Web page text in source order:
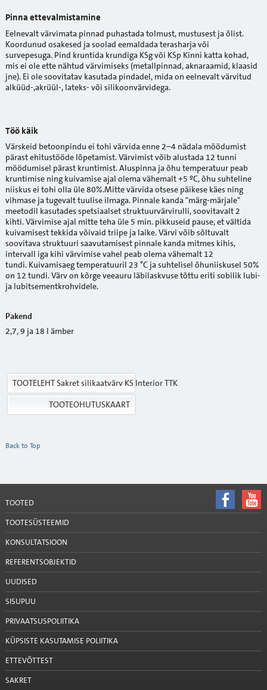
Pinna ettevalmistamine
Eelnevalt värvimata pinnad puhastada tolmust, mustusest ja õlist.
Koordunud osakesed ja soolad eemaldada terasharja või
survepesuga. Pind kruntida krundiga KSg või KSp Kinni katta kohad,
mis ei ole ette nähtud värvimiseks (metallpinnad, aknaraamid, klaasid
jne). Ei ole soovitatav kasutada pindadel, mida on eelnevalt värvitud
alküüd-,akrüül-, lateks- või silikoonvärvidega.
Töö käik
Värskeid betoonpindu ei tohi värvida enne 2–4 nädala möödumist
pärast ehitustööde lõpetamist. Värvimist võib alustada 12 tunni
möödumisel pärast kruntimist. Aluspinna ja õhu temperatuur peab
kruntimise ning kuivamise ajal olema vähemalt +5 ºC, õhu suhteline
niiskus ei tohi olla üle 80%.Mitte värvida otsese päikese käes ning
vihmase ja tugevalt tuulise ilmaga. Pinnale kanda "märg-märjale"
meetodil kasutades spetsiaalset struktuurvärvirulli, soovitavalt 2
kihti. Värvimise ajal mitte teha üle 5 min. pikkuseid pause, et vältida
kuivamisest tekkida võivaid triipe ja laike. Värvi võib sõltuvalt
soovitava struktuuri saavutamisest pinnale kanda mitmes kihis,
intervall iga kihi värvimise vahel peab olema vähemalt 12
tundi. Kuivamisaeg temperatuuril 23 °C ja suhtelisel õhuniiskusel 50%
on 12 tundi. Värv on kõrge veeauru läbilaskvuse tõttu eriti sobilik lubi-
ja lubitsementkrohvidele.
Pakend
2,7, 9 ja 18 l ämber
TOOTELEHT Sakret silikaatvärv KS Interior TTK
TOOTEOHUTUSKAART
Back to Top
TOOTED
TOOTESÜSTEEMID
KONSULTATSIOON
REFERENTSOBJEKTID
UUDISED
SISUPUU
PRIVAATSUSPOLIITIKA
KÜPSISTE KASUTAMISE POLIITIKA
ETTEVÕTTEST
SAKRET